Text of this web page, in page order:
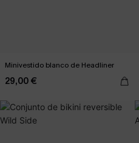
Minivestido blanco de Headliner
29,00 €